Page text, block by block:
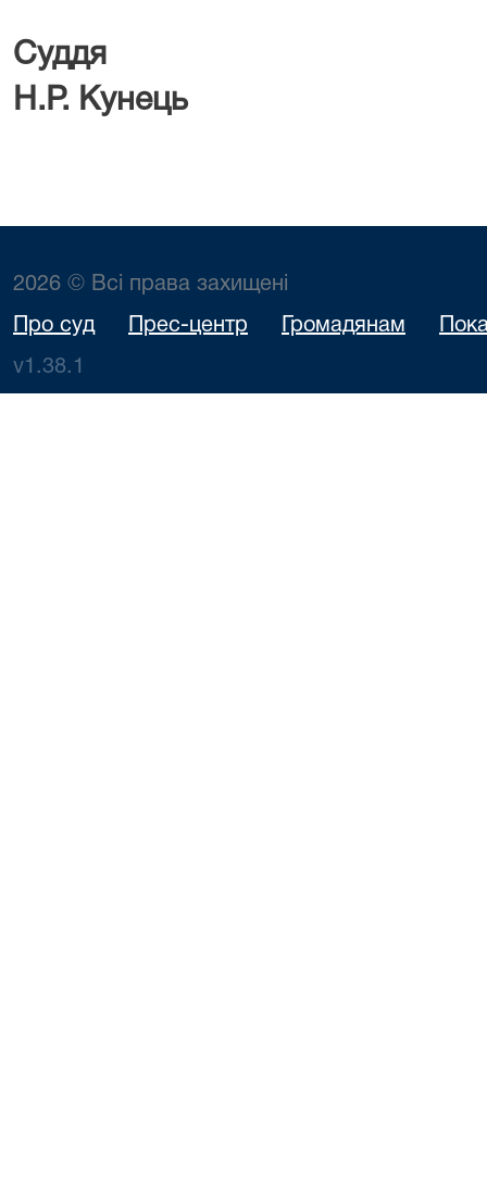
Н.Р. Кунець
2026 © Всі права захищені
Про суд Прес-центр Громадянам
v1.38.1